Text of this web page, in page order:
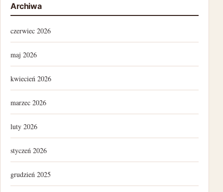
Archiwa
czerwiec 2026
maj 2026
kwiecień 2026
marzec 2026
luty 2026
styczeń 2026
grudzień 2025